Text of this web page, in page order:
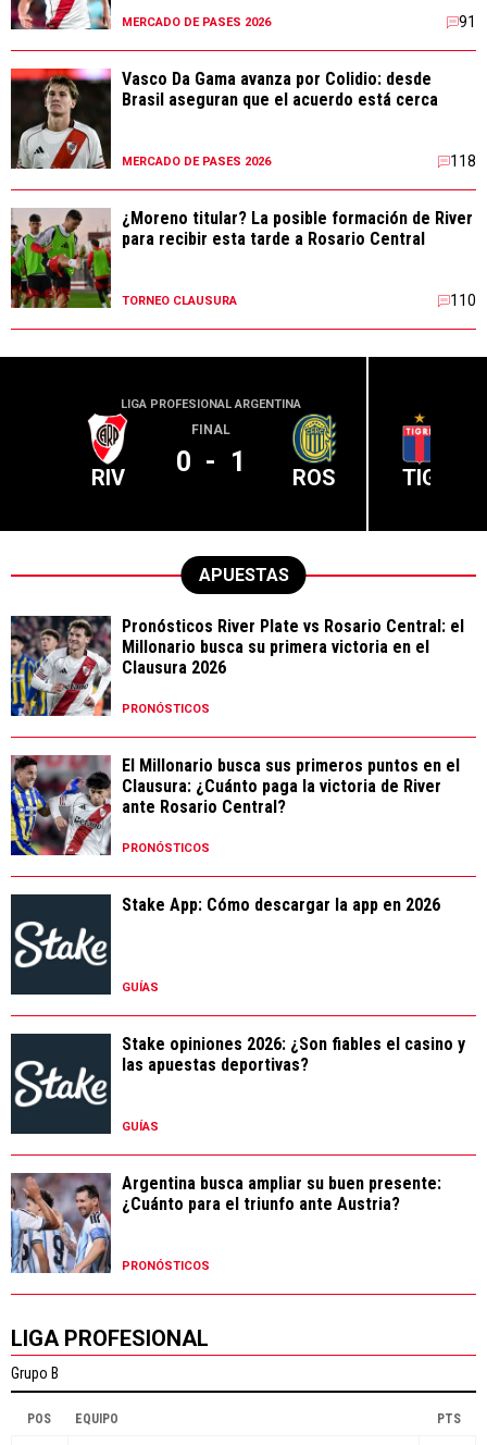
MERCADO DE PASES 2026 91
Vasco Da Gama avanza por Colidio: desde
Brasil aseguran que el acuerdo está cerca
MERCADO DE PASES 2026 118
¿Moreno titular? La posible formación de River
para recibir esta tarde a Rosario Central
TORNEO CLAUSURA 110
LIGA PROFESIONAL ARGENTINA
RIV
FINAL
0 - 1 ROS TIG
APUESTAS
Pronósticos River Plate vs Rosario Central: el
Millonario busca su primera victoria en el
Clausura 2026
PRONÓSTICOS
El Millonario busca sus primeros puntos en el
Clausura: ¿Cuánto paga la victoria de River
ante Rosario Central?
PRONÓSTICOS
Stake App: Cómo descargar la app en 2026
GUÍAS
Stake opiniones 2026: ¿Son fiables el casino y
las apuestas deportivas?
GUÍAS
Argentina busca ampliar su buen presente:
¿Cuánto para el triunfo ante Austria?
PRONÓSTICOS
LIGA PROFESIONAL